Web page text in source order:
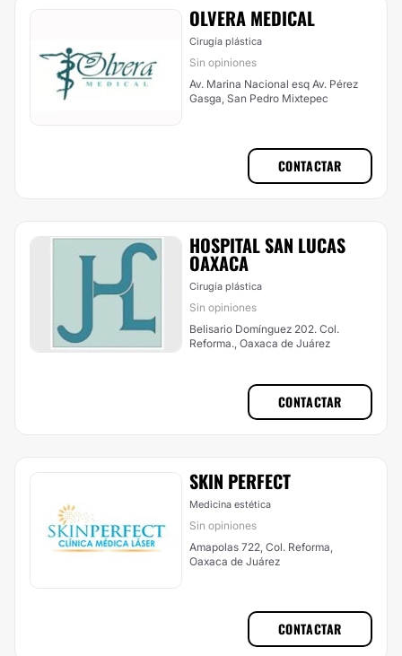
OLVERA MEDICAL
Cirugía plástica
Sin opiniones
Av. Marina Nacional esq Av. Pérez
Gasga, San Pedro Mixtepec
CONTACTAR
HOSPITAL SAN LUCAS
OAXACA
Cirugía plástica
Sin opiniones
Belisario Domínguez 202. Col.
Reforma., Oaxaca de Juárez
CONTACTAR
SKIN PERFECT
Medicina estética
Sin opiniones
Amapolas 722, Col. Reforma,
Oaxaca de Juárez
CONTACTAR